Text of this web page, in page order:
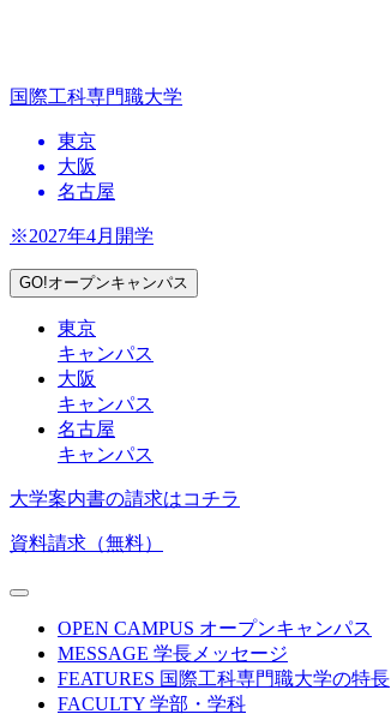
国際工科専門職大学
東京
大阪
名古屋
※2027年4月開学
GO!オープンキャンパス
東京
キャンパス
大阪
キャンパス
名古屋
キャンパス
大学案内書の請求はコチラ
資料請求（無料）
OPEN CAMPUS オープンキャンパス
MESSAGE 学長メッセージ
FEATURES 国際工科専門職大学の特長
FACULTY 学部・学科